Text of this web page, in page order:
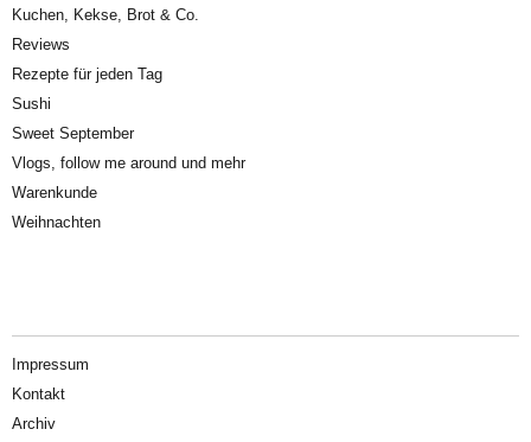
Kuchen, Kekse, Brot & Co.
Reviews
Rezepte für jeden Tag
Sushi
Sweet September
Vlogs, follow me around und mehr
Warenkunde
Weihnachten
Impressum
Kontakt
Archiv